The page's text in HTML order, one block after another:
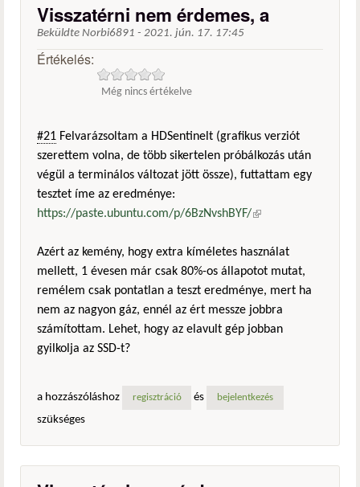
Visszatérni nem érdemes, a
Beküldte Norbi6891 - 2021. jún. 17. 17:45
Értékelés:
Még nincs értékelve
#21 Felvarázsoltam a HDSentinelt (grafikus verziót
szerettem volna, de több sikertelen próbálkozás után
végül a terminálos változat jött össze), futtattam egy
tesztet íme az eredménye:
https://paste.ubuntu.com/p/6BzNvshBYF/(külső
Azért az kemény, hogy extra kíméletes használat
mellett, 1 évesen már csak 80%-os állapotot mutat,
remélem csak pontatlan a teszt eredménye, mert ha
nem az nagyon gáz, ennél az ért messze jobbra
számítottam. Lehet, hogy az elavult gép jobban
gyilkolja az SSD-t?
a hozzászóláshoz regisztráció és bejelentkezés
szükséges